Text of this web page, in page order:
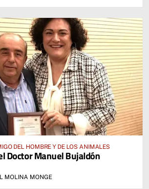
DEL HOMBRE Y DE LOS ANIMALES
MOLINA MONGE